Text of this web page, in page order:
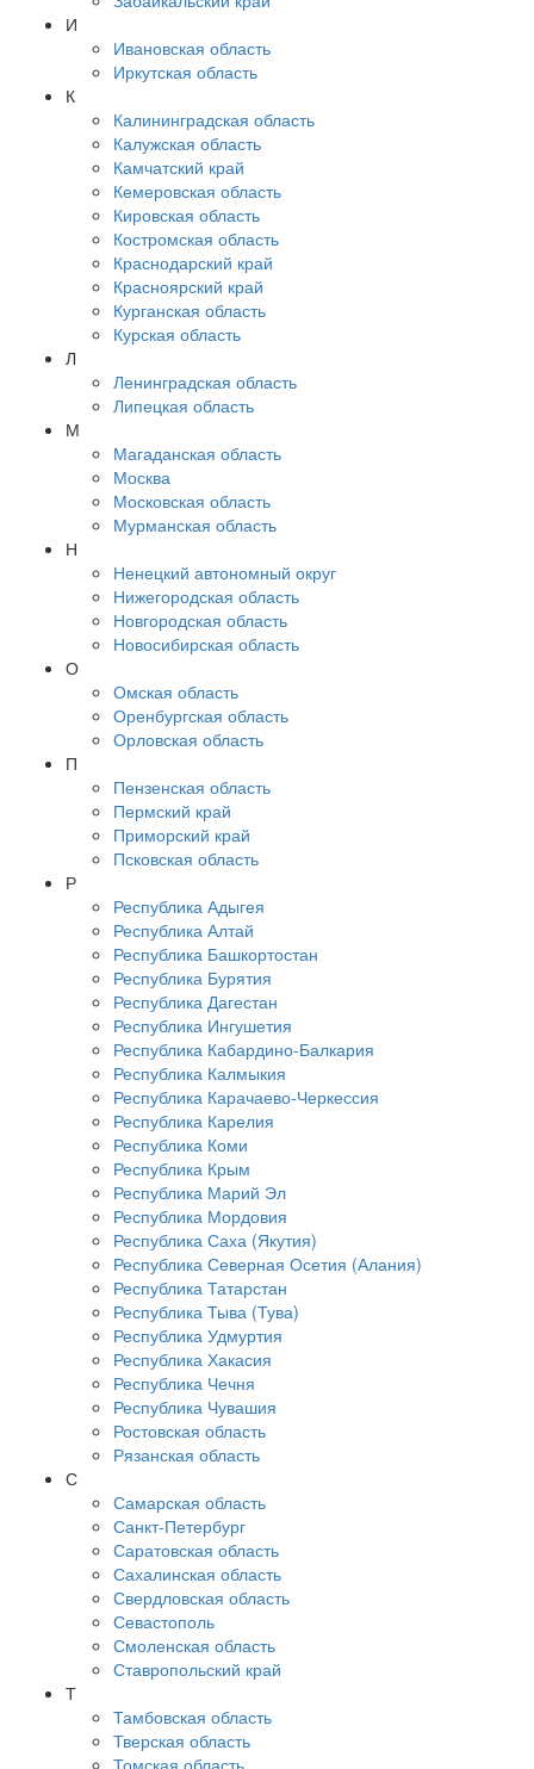
И
Ивановская область
Иркутская область
К
Калининградская область
Калужская область
Камчатский край
Кемеровская область
Кировская область
Костромская область
Краснодарский край
Красноярский край
Курганская область
Курская область
Л
Ленинградская область
Липецкая область
М
Магаданская область
Москва
Московская область
Мурманская область
Н
Ненецкий автономный округ
Нижегородская область
Новгородская область
Новосибирская область
О
Омская область
Оренбургская область
Орловская область
П
Пензенская область
Пермский край
Приморский край
Псковская область
Р
Республика Адыгея
Республика Алтай
Республика Башкортостан
Республика Бурятия
Республика Дагестан
Республика Ингушетия
Республика Кабардино-Балкария
Республика Калмыкия
Республика Карачаево-Черкессия
Республика Карелия
Республика Коми
Республика Крым
Республика Марий Эл
Республика Мордовия
Республика Саха (Якутия)
Республика Северная Осетия (Алания)
Республика Татарстан
Республика Тыва (Тува)
Республика Удмуртия
Республика Хакасия
Республика Чечня
Республика Чувашия
Ростовская область
Рязанская область
С
Самарская область
Санкт-Петербург
Саратовская область
Сахалинская область
Свердловская область
Севастополь
Смоленская область
Ставропольский край
Т
Тамбовская область
Тверская область
Томская область